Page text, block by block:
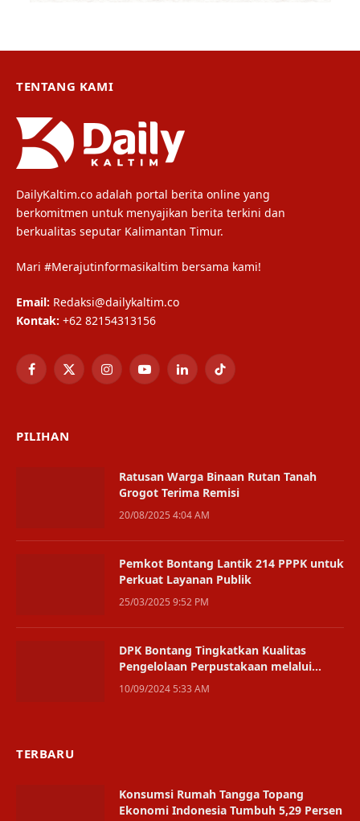
TENTANG KAMI
DailyKaltim.co adalah portal berita online yang
berkomitmen untuk menyajikan berita terkini dan
berkualitas seputar Kalimantan Timur.
Mari #Merajutinformasikaltim bersama kami!
Email: Redaksi@dailykaltim.co
Kontak: +62 82154313156
Facebook
X
InstagramYouTubeLinkedInTikTok
PILIHAN
Ratusan Warga Binaan Rutan Tanah
Grogot Terima Remisi
20/08/2025 4:04 AM
Pemkot Bontang Lantik 214 PPPK untuk
Perkuat Layanan Publik
25/03/2025 9:52 PM
DPK Bontang Tingkatkan Kualitas
Pengelolaan Perpustakaan melalui
Pelatihan Inklusi Sosial
10/09/2024 5:33 AM
TERBARU
Konsumsi Rumah Tangga Topang
Ekonomi Indonesia Tumbuh 5,29 Persen